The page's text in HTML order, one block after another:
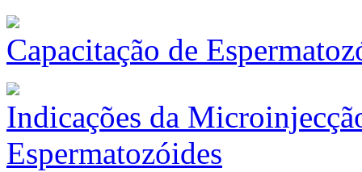
Capacitação de
Indicações da
Espermatozóides